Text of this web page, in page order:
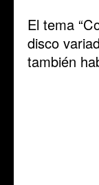
El tema
disco
también